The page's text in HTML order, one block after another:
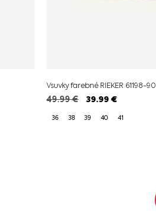
Vsuvky farebné RIEKER 61198-90
49.99€ 39.99€
36 38 39 40 41